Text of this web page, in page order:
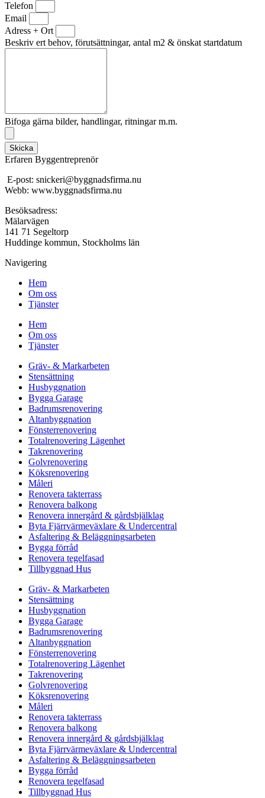
Telefon
Email
Adress + Ort
Beskriv ert behov, förutsättningar, antal m2 & önskat startdatum
Bifoga gärna bilder, handlingar, ritningar m.m.
Skicka
Erfaren Byggentreprenör
E-post: snickeri@byggnadsfirma.nu
Webb: www.byggnadsfirma.nu
Besöksadress:
Mälarvägen
141 71 Segeltorp
Huddinge kommun, Stockholms län
Navigering
Hem
Om oss
Tjänster
Hem
Om oss
Tjänster
Gräv- & Markarbeten
Stensättning
Husbyggnation
Bygga Garage
Badrumsrenovering
Altanbyggnation
Fönsterrenovering
Totalrenovering Lägenhet
Takrenovering
Golvrenovering
Köksrenovering
Måleri
Renovera takterrass
Renovera balkong
Renovera innergård & gårdsbjälklag
Byta Fjärrvärmeväxlare & Undercentral
Asfaltering & Beläggningsarbeten
Bygga förråd
Renovera tegelfasad
Tillbyggnad Hus
Gräv- & Markarbeten
Stensättning
Husbyggnation
Bygga Garage
Badrumsrenovering
Altanbyggnation
Fönsterrenovering
Totalrenovering Lägenhet
Takrenovering
Golvrenovering
Köksrenovering
Måleri
Renovera takterrass
Renovera balkong
Renovera innergård & gårdsbjälklag
Byta Fjärrvärmeväxlare & Undercentral
Asfaltering & Beläggningsarbeten
Bygga förråd
Renovera tegelfasad
Tillbyggnad Hus